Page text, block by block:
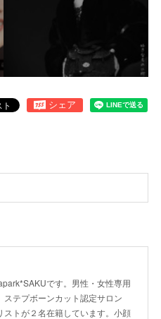
です。男性・女性専用
ステプボーンカット認定サロン
ストが２名在籍しています。小顔